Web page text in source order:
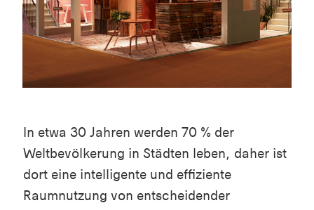
In etwa 30 Jahren werden 70 % der
Weltbevölkerung in Städten leben, daher ist
dort eine intelligente und effiziente
Raumnutzung von entscheidender